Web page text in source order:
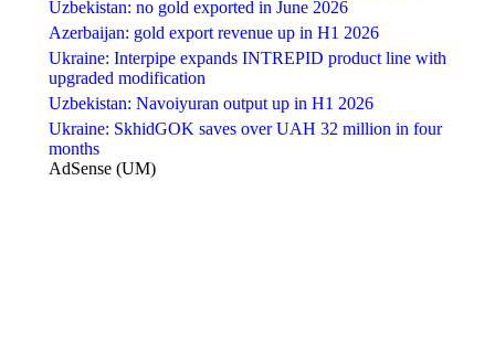
Uzbekistan: no gold exported in June 2026
Azerbaijan: gold export revenue up in H1 2026
Ukraine: Interpipe expands INTREPID product line with
upgraded modification
Uzbekistan: Navoiyuran output up in H1 2026
Ukraine: SkhidGOK saves over UAH 32 million in four
months
AdSense (UM)